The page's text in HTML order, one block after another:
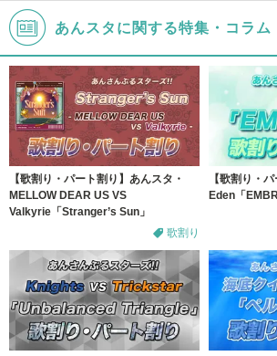
あんスタに関する特集・コラム
【歌割り・パート割り】あんスタ・
MELLOW DEAR US VS
Valkyrie「Stranger’s Sun」
歌割り
【歌割り・
Eden「